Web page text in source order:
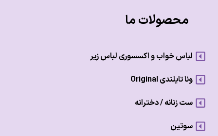
محصولات ما
لباس خواب و اکسسوری لباس زیر
ونا تایلندی Original
ست زنانه / دخترانه
سوتین